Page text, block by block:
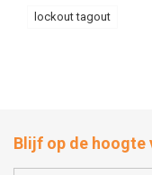
lockout tagout
Blijf op de hoogte